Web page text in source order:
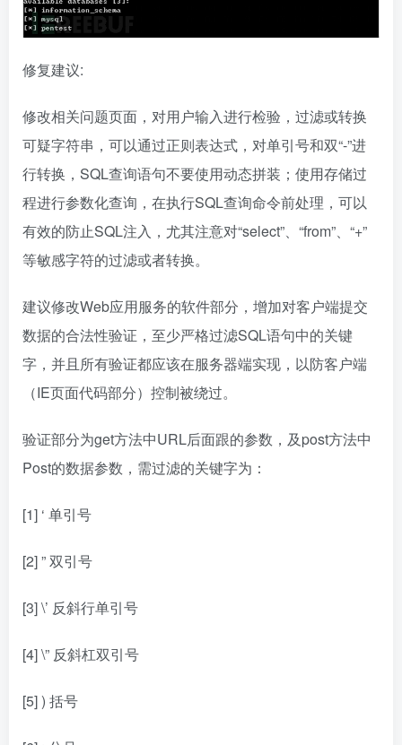
修复建议:
修改相关问题页面，对用户输入进行检验，过滤或转换
可疑字符串，可以通过正则表达式，对单引号和双“-”进
行转换，SQL查询语句不要使用动态拼装；使用存储过
程进行参数化查询，在执行SQL查询命令前处理，可以
有效的防止SQL注入，尤其注意对“select”、“from”、“+”
等敏感字符的过滤或者转换。
建议修改Web应用服务的软件部分，增加对客户端提交
数据的合法性验证，至少严格过滤SQL语句中的关键
字，并且所有验证都应该在服务器端实现，以防客户端
（IE页面代码部分）控制被绕过。
验证部分为get方法中URL后面跟的参数，及post方法中
Post的数据参数，需过滤的关键字为：
[1] ‘ 单引号
[2] ” 双引号
[3] \’ 反斜行单引号
[4] \” 反斜杠双引号
[5] ) 括号